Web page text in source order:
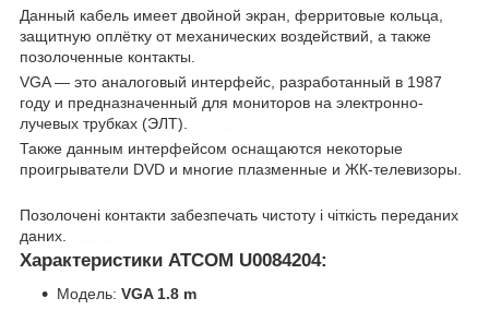
Данный кабель имеет двойной экран, ферритовые кольца,
защитную оплётку от механических воздействий, а также
позолоченные контакты.
VGA — это аналоговый интерфейс, разработанный в 1987
году и предназначенный для мониторов на электронно-
лучевых трубках (ЭЛТ).
Также данным интерфейсом оснащаются некоторые
проигрыватели DVD и многие плазменные и ЖК-телевизоры.
Позолочені контакти забезпечать чистоту і чіткість переданих
даних.
Характеристики ATCOM U0084204:
Модель: VGA 1.8 m